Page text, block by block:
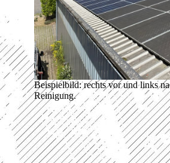
Beispielbild: rechts vor und links
Reinigung.